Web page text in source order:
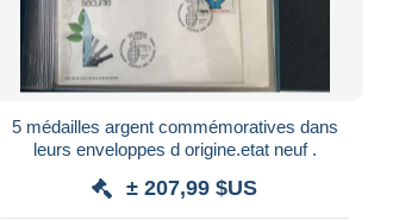
5 médailles argent commémoratives dans
leurs enveloppes d origine.etat neuf .
± 207,99 $US